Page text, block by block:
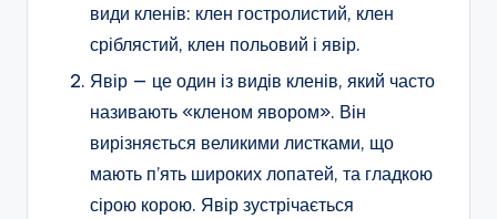
види кленів: клен гостролистий, клен
сріблястий, клен польовий і явір.
Явір — це один із видів кленів, який часто
називають «кленом явором». Він
вирізняється великими листками, що
мають п’ять широких лопатей, та гладкою
сірою корою. Явір зустрічається